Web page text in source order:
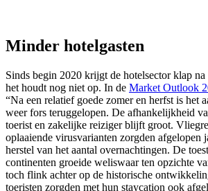
Minder hotelgasten
Sinds begin 2020 krijgt de hotelsector klap
het houdt nog niet op. In de Market Outlook
“Na een relatief goede zomer en herfst is het
weer fors teruggelopen. De afhankelijkheid
toerist en zakelijke reiziger blijft groot.
oplaaiende virusvarianten zorgden afgelopen
herstel van het aantal overnachtingen. De
continenten groeide weliswaar ten opzichte
toch flink achter op de historische
toeristen zorgden met hun staycation ook